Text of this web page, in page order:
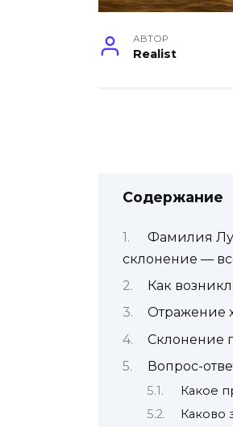
АВТОР
Realist
Содержание
Фамилия
склонение —
Как
Отражение
Склонение
Вопрос-
Какое
Каково